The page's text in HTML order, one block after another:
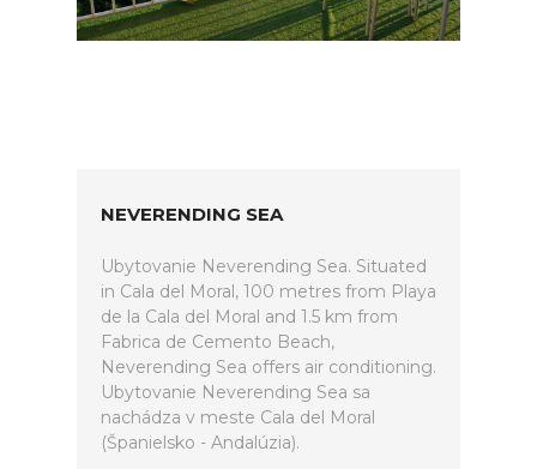
NEVERENDING SEA
Ubytovanie Neverending Sea. Situated
in Cala del Moral, 100 metres from Playa
de la Cala del Moral and 1.5 km from
Fabrica de Cemento Beach,
Neverending Sea offers air conditioning.
Ubytovanie Neverending Sea sa
nachádza v meste Cala del Moral
(Španielsko - Andalúzia).